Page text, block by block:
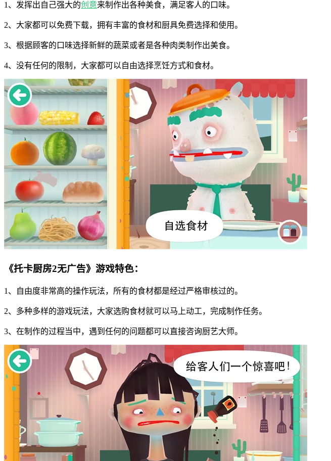
1、发挥出自己强大的创意来制作出各种美食，满足客人的口味。
2、大家都可以免费下载，拥有丰富的食材和厨具免费选择和使用。
3、根据顾客的口味选择新鲜的蔬菜或者是各种肉类制作出美食。
4、没有任何的限制，大家都可以自由选择烹饪方式和食材。
《托卡厨房2无广告》游戏特色：
1、自由度非常高的操作玩法，所有的食材都是经过严格审核过的。
2、多种多样的游戏玩法，大家选购食材就可以马上动工，完成制作任务。
3、在制作的过程当中，遇到任何的问题都可以直接咨询厨艺大师。